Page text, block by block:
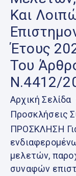
Ενημέρωση
Επικοινωνία
Μητρώο
Εθελοντών
Ελληνικά
|English
Και
Έτους
Του
Ν.4412/
Αρχική Σελίδα
Προσκλήσεις
ΠΡΟΣΚΛΗΣΗ
μελετών,
συναφών